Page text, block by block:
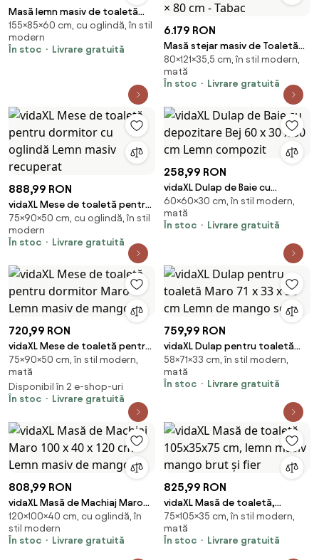
Masă lemn masiv de toaletă
Meorati
155×85×60 cm, cu oglindă, în stil
modern
În stoc
Livrare gratuită
6.179 RON
Masă stejar masiv de Toaletă
Edge Personalizabilă, 121 × 35.5 ×
80 cm - Tabac
80×121×35,5 cm, în stil modern,
mată
În stoc
Livrare gratuită
888,99 RON
vidaXL Mese de toaletă pentru
dormitor cu oglindă Lemn
masiv recuperat
75×90×50 cm, cu oglindă, în stil
modern
În stoc
Livrare gratuită
258,99 RON
vidaXL Dulap de Baie cu
depozitare Bej 60 x 30 x 60 cm
Lemn compozit
60×60×30 cm, în stil modern,
mată
În stoc
Livrare gratuită
720,99 RON
vidaXL Mese de toaletă pentru
dormitor Maro Lemn masiv de
mango
75×90×50 cm, în stil modern,
mată
Disponibil în 2 e-shop-uri
În stoc
Livrare gratuită
759,99 RON
vidaXL Dulap pentru toaletă
Maro 71 x 33 x 58 cm Lemn de
mango solid
58×71×33 cm, în stil modern,
mată
În stoc
Livrare gratuită
808,99 RON
vidaXL Masă de Machiaj Maro
100 x 40 x 120 cm Lemn masiv
de mango
120×100×40 cm, cu oglindă, în
stil modern
În stoc
Livrare gratuită
825,99 RON
vidaXL Masă de toaletă,
105x35x75 cm, lemn masiv
mango brut și fier
75×105×35 cm, în stil modern,
mată
În stoc
Livrare gratuită